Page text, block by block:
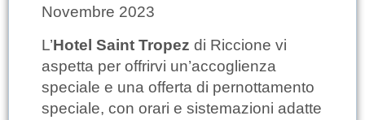
Novembre 2023
L’Hotel Saint Tropez di Riccione vi
aspetta per offrirvi un’accoglienza
speciale e una offerta di pernottamento
speciale, con orari e sistemazioni adatte